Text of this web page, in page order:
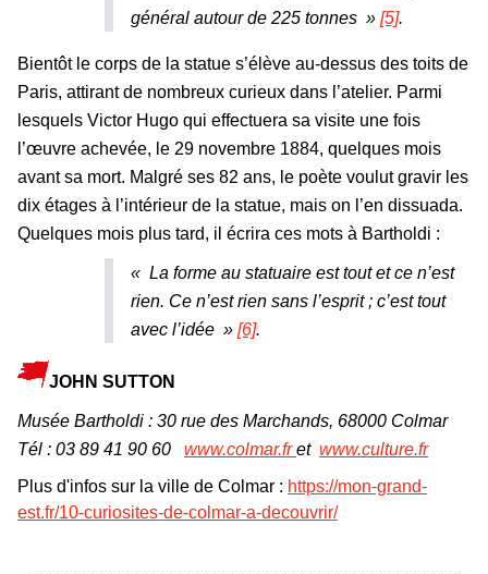
général autour de 225 tonnes » [5].
Bientôt le corps de la statue s’élève au-dessus des toits de
Paris, attirant de nombreux curieux dans l’atelier. Parmi
lesquels Victor Hugo qui effectuera sa visite une fois
l’œuvre achevée, le 29 novembre 1884, quelques mois
avant sa mort. Malgré ses 82 ans, le poète voulut gravir les
dix étages à l’intérieur de la statue, mais on l’en dissuada.
Quelques mois plus tard, il écrira ces mots à Bartholdi :
« La forme au statuaire est tout et ce n’est
rien. Ce n’est rien sans l’esprit ; c’est tout
avec l’idée » [6].
JOHN SUTTON
Musée Bartholdi : 30 rue des Marchands, 68000 Colmar
Tél : 03 89 41 90 60 www.colmar.fret www.culture.fr
Plus d'infos sur la ville de Colmar : https://mon-grand-
est.fr/10-curiosites-de-colmar-a-decouvrir/